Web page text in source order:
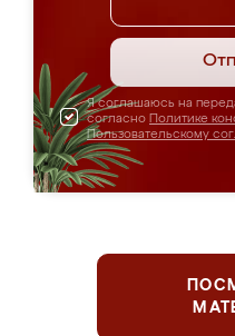
Я соглашаюсь на
согласно Политике
Пользовательскому